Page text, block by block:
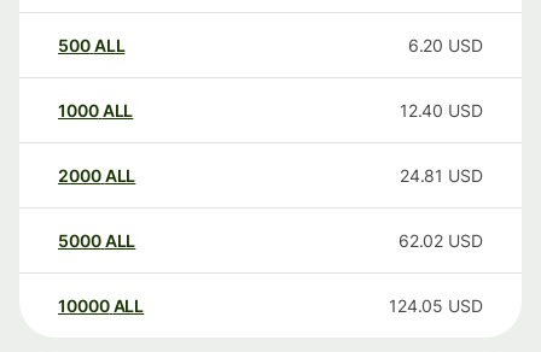
500ALL 6.20 USD
1000ALL 12.40 USD
2000ALL 24.81 USD
5000ALL 62.02 USD
10000 ALL 124.05 USD